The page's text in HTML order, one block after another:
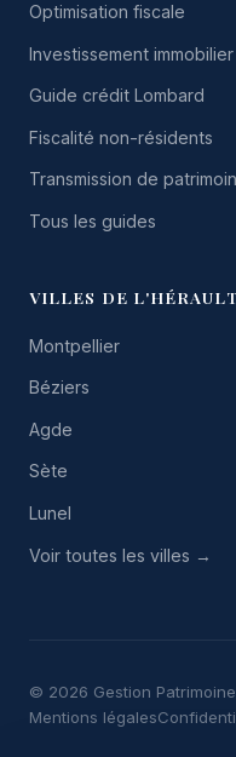
Optimisation fiscale
Investissement immobilier
Guide crédit Lombard
Fiscalité non-résidents
Transmission de
Tous les guides
VILLES DE L'HÉRAULT
Montpellier
Béziers
Agde
Sète
Lunel
Voir toutes les villes →
© 2026 Gestion
Mentions légales